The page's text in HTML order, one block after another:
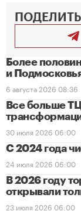
Более
и
6 августа 2026 08:36
Все больше
30 июля 2026 06:00
С 2024 года
24 июля 2026 06:00
В 2026 году
открывали
23 июля 2026 06:00